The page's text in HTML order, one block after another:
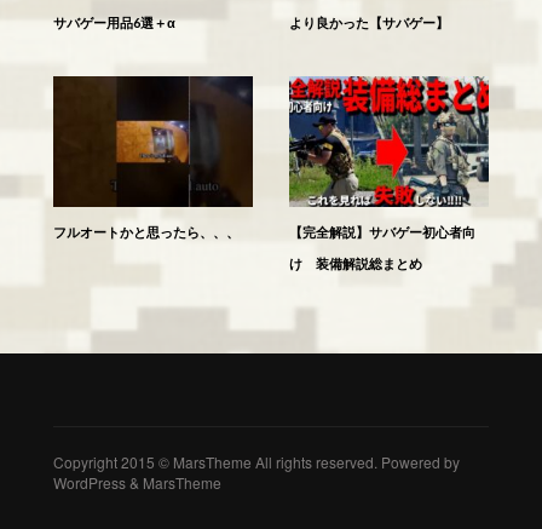
サバゲー用品6選＋α
より良かった【サバゲー】
フルオートかと思ったら、、、
【完全解説】サバゲー初心者向
け 装備解説総まとめ
Copyright 2015 © MarsTheme All rights reserved. Powered by
WordPress & MarsTheme